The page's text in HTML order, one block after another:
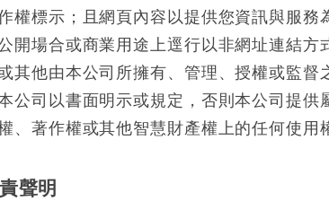
權標示；且網頁內容以提供您資訊與服
開場合或商業用途上逕行以非網址連結
其他由本公司所擁有、管理、授權或監督
公司以書面明示或規定，否則本公司提
、著作權或其他智慧財產權上的任何使用
聲明